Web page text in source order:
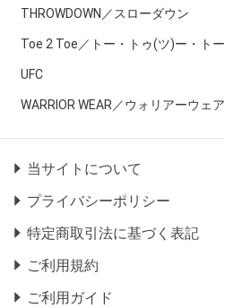
THROWDOWN／スローダウン
Toe 2 Toe／トー・トゥ(ツ)ー・トー
UFC
WARRIOR WEAR／ウォリアーウェア
当サイトについて
プライバシーポリシー
特定商取引法に基づく表記
ご利用規約
ご利用ガイド